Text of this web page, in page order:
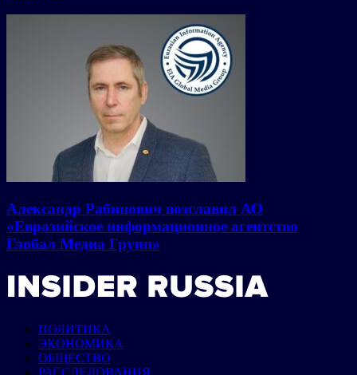
Александр Рабинович возглавил АО
«Евразийское информационное агентство
Глобал Медиа Групп»
ПОЛИТИКА
ЭКОНОМИКА
ОБЩЕСТВО